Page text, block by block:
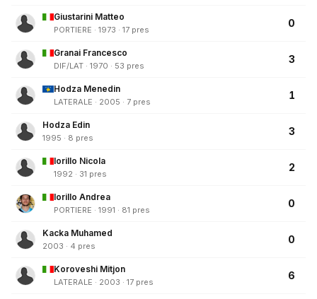
Giustarini Matteo
PORTIERE · 1973 · 17 pres
0
Granai Francesco
DIF/LAT · 1970 · 53 pres
3
Hodza Menedin
LATERALE · 2005 · 7 pres
1
Hodza Edin
1995 · 8 pres
3
Iorillo Nicola
1992 · 31 pres
2
Iorillo Andrea
PORTIERE · 1991 · 81 pres
0
Kacka Muhamed
2003 · 4 pres
0
Koroveshi Mitjon
LATERALE · 2003 · 17 pres
6